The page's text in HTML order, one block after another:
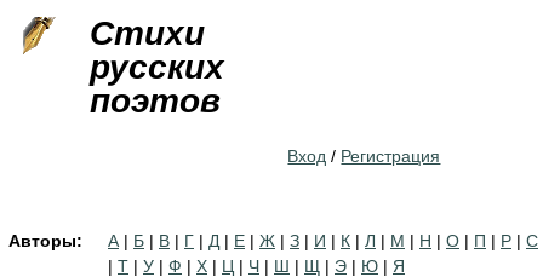
Стихи
русских
поэтов
Вход / Регистрация
Авторы: А | Б | В | Г | Д | Е | Ж | З | И | К | Л | М | Н | О | П | Р | С
| Т | У | Ф | Х | Ц | Ч | Ш | Щ | Э | Ю | Я